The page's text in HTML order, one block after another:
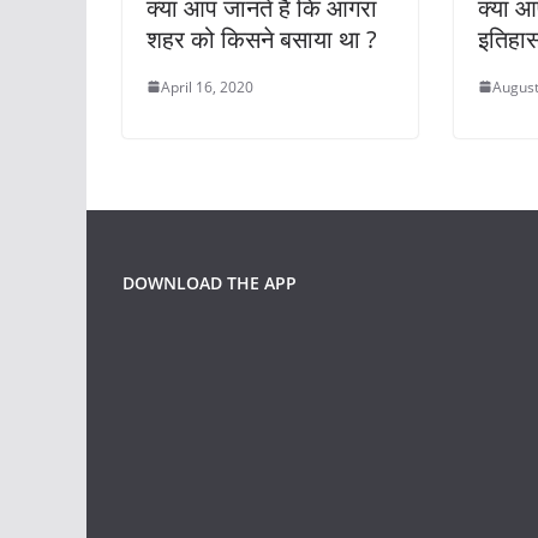
क्या आप जानते हैं कि आगरा
शहर को किसने बसाया था ?
April 16, 2020
क्या
DOWNLOAD THE APP